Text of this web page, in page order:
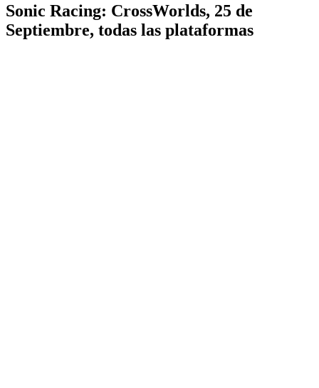
Sonic Racing: CrossWorlds, 25 de
Septiembre, todas las plataformas